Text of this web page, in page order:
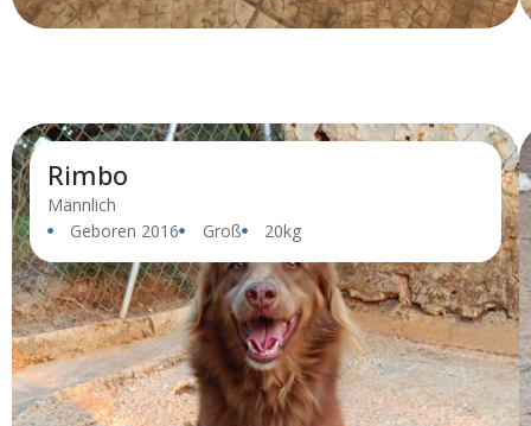
Rimbo
Männlich
Geboren 2016
Groß 20kg